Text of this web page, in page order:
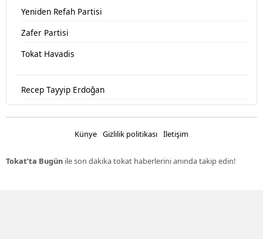
Yeniden Refah Partisi
Zafer Partisi
Tokat Havadis
Recep Tayyip Erdoğan
Künye Gizlilik politikası İletişim
Tokat’ta Bugün ile son dakika tokat haberlerini anında takip edin!